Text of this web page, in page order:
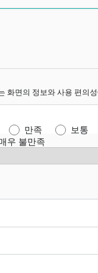
화면의 정보와 사용 편의
만족
보통
우 불만족